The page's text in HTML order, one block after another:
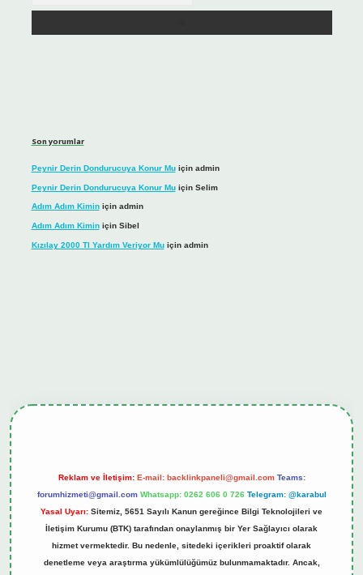
Son yorumlar
Peynir Derin Dondurucuya Konur Muiçin admin
Peynir Derin Dondurucuya Konur Muiçin Selim
Adım Adım Kiminiçin admin
Adım Adım Kiminiçin Sibel
Kızılay 2000 Tl Yardım Veriyor Muiçin admin
Reklam ve İletişim: E-mail: backlinkpaneli@gmail.com Teams:
forumhizmeti@gmail.com Whatsapp: 0262 606 0 726 Telegram: @karabul
Yasal Uyarı: Sitemiz, 5651 Sayılı Kanun gereğince Bilgi Teknolojileri ve
İletişim Kurumu (BTK) tarafından onaylanmış bir Yer Sağlayıcı olarak
hizmet vermektedir. Bu nedenle, sitedeki içerikleri proaktif olarak
denetleme veya araştırma yükümlülüğümüz bulunmamaktadır. Ancak,